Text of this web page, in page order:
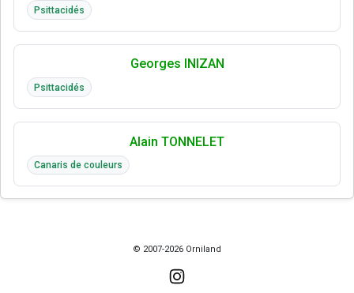
Psittacidés
Georges INIZAN
Psittacidés
Alain TONNELET
Canaris de couleurs
© 2007-2026 Orniland